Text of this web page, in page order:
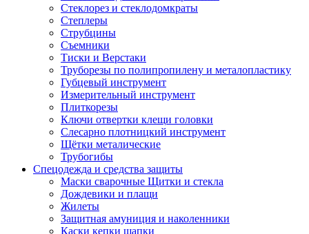
Стеклорез и стеклодомкраты
Степлеры
Струбцины
Съемники
Тиски и Верстаки
Труборезы по полипропилену и металопластику
Губцевый инструмент
Измерительный инструмент
Плиткорезы
Ключи отвертки клещи головки
Слесарно плотницкий инструмент
Щётки металические
Трубогибы
Спецодежда и средства защиты
Маски сварочные Щитки и стекла
Дождевики и плащи
Жилеты
Защитная амуниция и наколенники
Каски кепки шапки